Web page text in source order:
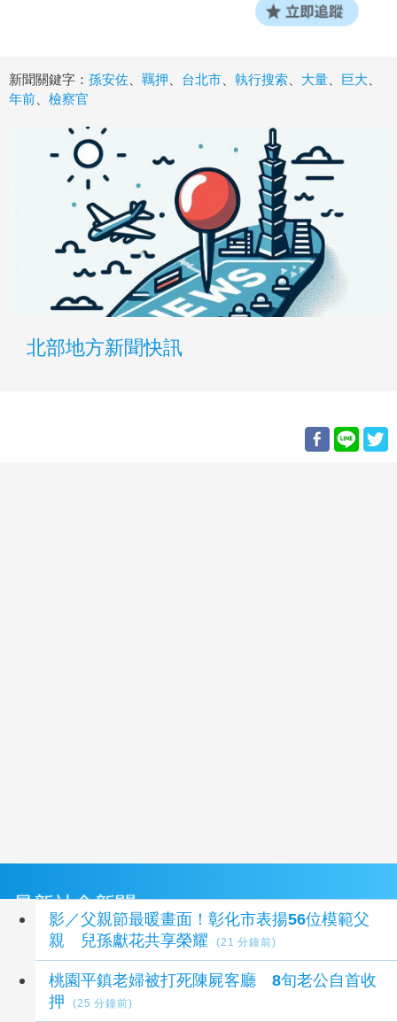
新聞關鍵字： 孫安佐 羈押 台北市 執行搜索 大量 巨大
年前
檢察官
北部地方新聞快訊
最新社會新聞
影／父親節最暖畫面！彰化市表揚56位模範父
親 兒孫獻花共享榮耀
(21 分鐘前)
桃園平鎮老婦被打死陳屍客廳 8旬老公自首收
押
(25 分鐘前)